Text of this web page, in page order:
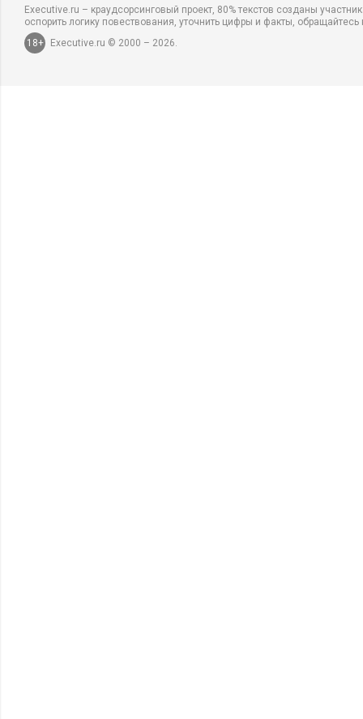
Executive.ru – краудсорсинговый проект, 80% текстов созданы
оспорить логику повествования, уточнить цифры и факты,
18+
Executive.ru © 2000 – 2026.